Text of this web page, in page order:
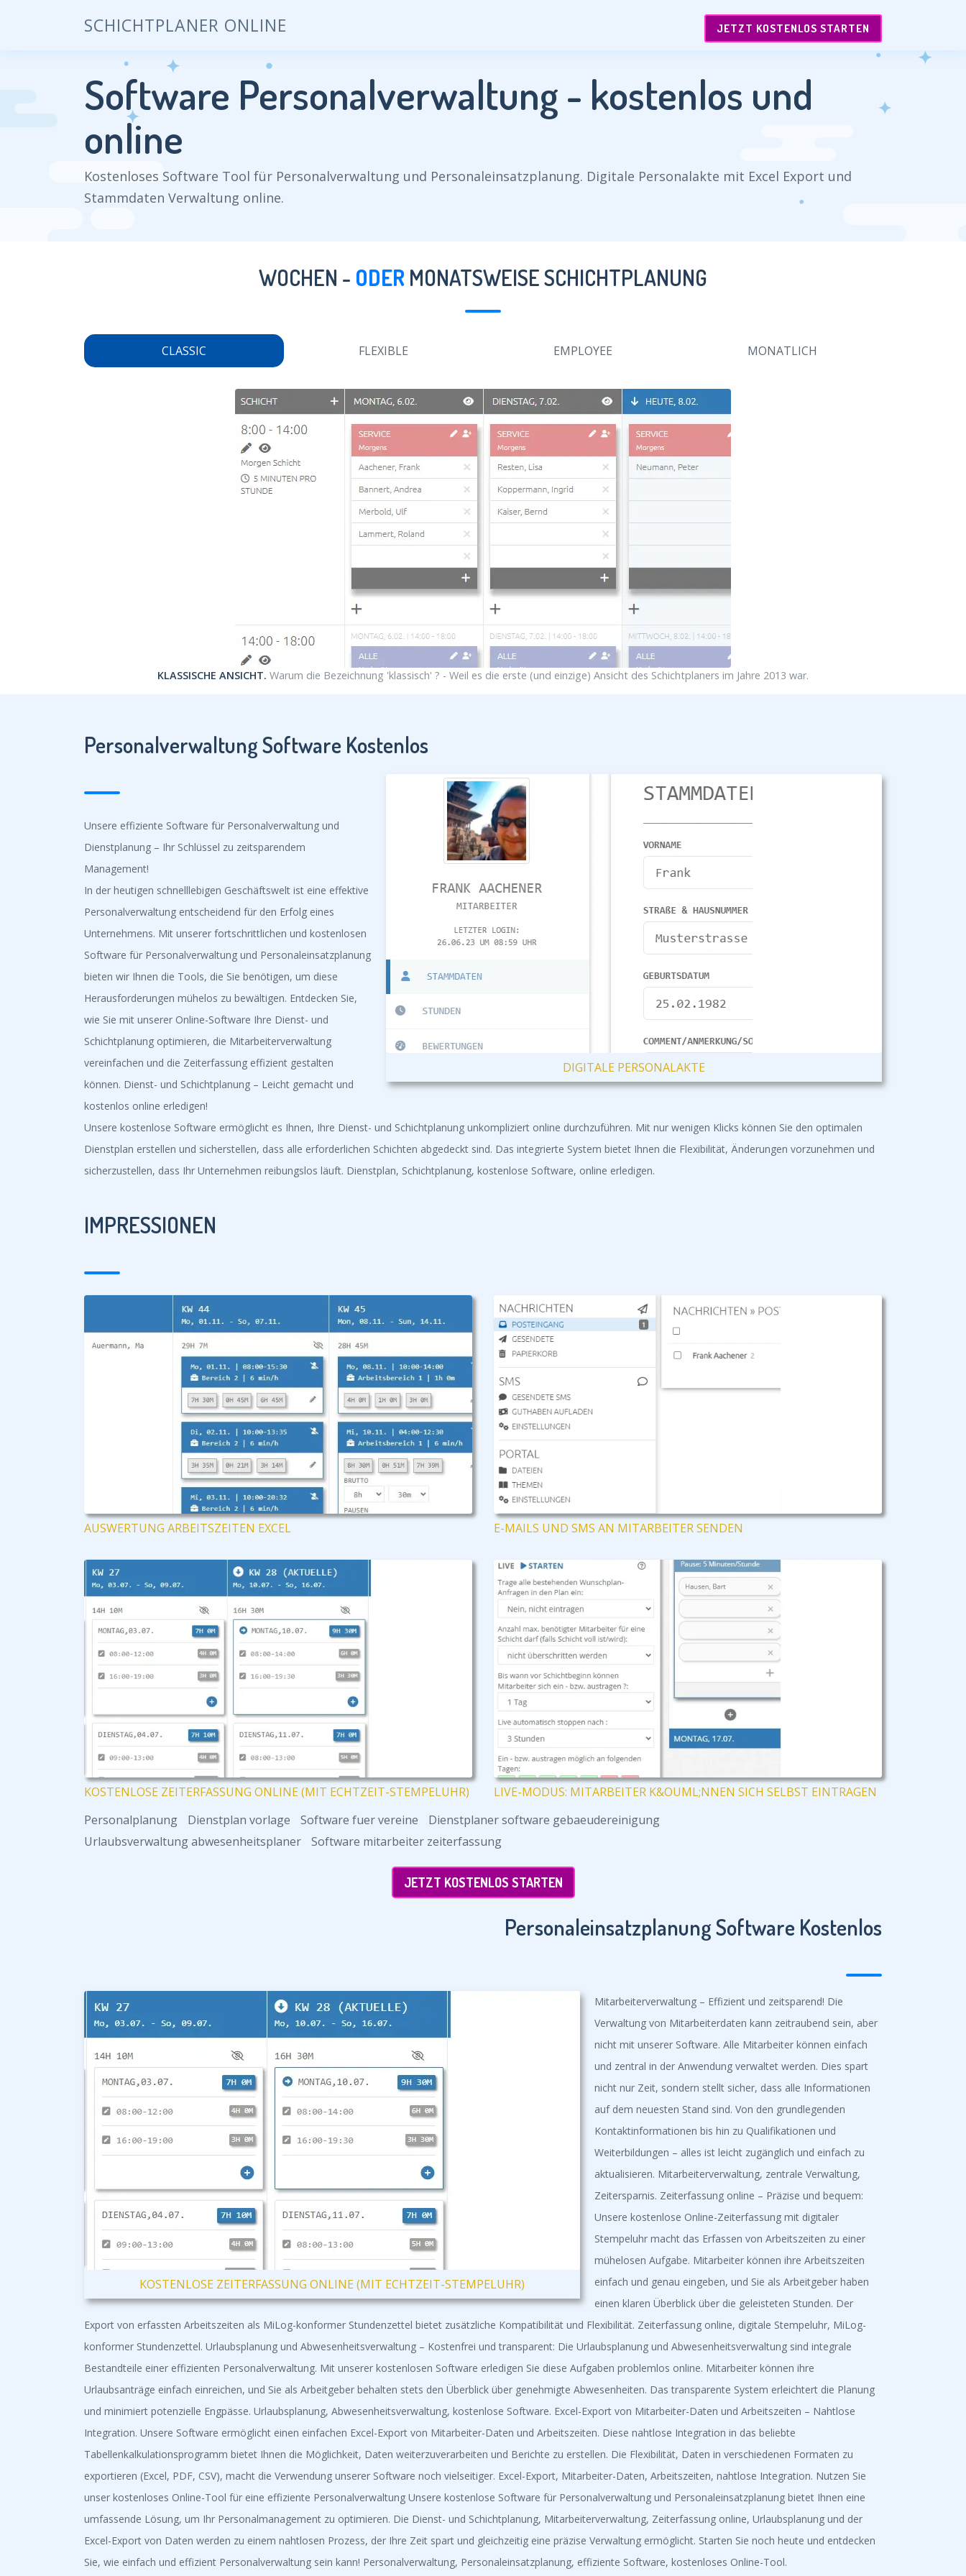
JETZT KOSTENLOS STARTEN
SCHICHTPLANER ONLINE
Software Personalverwaltung - kostenlos und
online
Kostenloses Software Tool für Personalverwaltung und Personaleinsatzplanung. Digitale Personalakte mit Excel Export und
Stammdaten Verwaltung online.
WOCHEN - ODER MONATSWEISE SCHICHTPLANUNG
CLASSIC FLEXIBLE EMPLOYEE MONATLICH
KLASSISCHE ANSICHT. Warum die Bezeichnung 'klassisch' ? - Weil es die erste (und einzige) Ansicht des Schichtplaners im Jahre 2013 war.
Personalverwaltung Software Kostenlos
DIGITALE PERSONALAKTE
Unsere effiziente Software für Personalverwaltung und
Dienstplanung – Ihr Schlüssel zu zeitsparendem
Management!
In der heutigen schnelllebigen Geschäftswelt ist eine effektive
Personalverwaltung entscheidend für den Erfolg eines
Unternehmens. Mit unserer fortschrittlichen und kostenlosen
Software für Personalverwaltung und Personaleinsatzplanung
bieten wir Ihnen die Tools, die Sie benötigen, um diese
Herausforderungen mühelos zu bewältigen. Entdecken Sie,
wie Sie mit unserer Online-Software Ihre Dienst- und
Schichtplanung optimieren, die Mitarbeiterverwaltung
vereinfachen und die Zeiterfassung effizient gestalten
können. Dienst- und Schichtplanung – Leicht gemacht und
kostenlos online erledigen!
Unsere kostenlose Software ermöglicht es Ihnen, Ihre Dienst- und Schichtplanung unkompliziert online durchzuführen. Mit nur wenigen Klicks können Sie den optimalen
Dienstplan erstellen und sicherstellen, dass alle erforderlichen Schichten abgedeckt sind. Das integrierte System bietet Ihnen die Flexibilität, Änderungen vorzunehmen und
sicherzustellen, dass Ihr Unternehmen reibungslos läuft. Dienstplan, Schichtplanung, kostenlose Software, online erledigen.
IMPRESSIONEN
AUSWERTUNG ARBEITSZEITEN EXCEL E-MAILS UND SMS AN MITARBEITER SENDEN
KOSTENLOSE ZEITERFASSUNG ONLINE (MIT ECHTZEIT-STEMPELUHR)
LIVE-MODUS: MITARBEITER K&OUML;NNEN SICH SELBST EINTRAGEN
Personalplanung
Dienstplan vorlage Software fuer vereine
Dienstplaner software gebaeudereinigung
Urlaubsverwaltung abwesenheitsplaner
Software mitarbeiter zeiterfassung
JETZT KOSTENLOS STARTEN
Personaleinsatzplanung Software Kostenlos
KOSTENLOSE ZEITERFASSUNG ONLINE (MIT ECHTZEIT-STEMPELUHR)
Mitarbeiterverwaltung – Effizient und zeitsparend! Die
Verwaltung von Mitarbeiterdaten kann zeitraubend sein, aber
nicht mit unserer Software. Alle Mitarbeiter können einfach
und zentral in der Anwendung verwaltet werden. Dies spart
nicht nur Zeit, sondern stellt sicher, dass alle Informationen
auf dem neuesten Stand sind. Von den grundlegenden
Kontaktinformationen bis hin zu Qualifikationen und
Weiterbildungen – alles ist leicht zugänglich und einfach zu
aktualisieren. Mitarbeiterverwaltung, zentrale Verwaltung,
Zeitersparnis. Zeiterfassung online – Präzise und bequem:
Unsere kostenlose Online-Zeiterfassung mit digitaler
Stempeluhr macht das Erfassen von Arbeitszeiten zu einer
mühelosen Aufgabe. Mitarbeiter können ihre Arbeitszeiten
einfach und genau eingeben, und Sie als Arbeitgeber haben
einen klaren Überblick über die geleisteten Stunden. Der
Export von erfassten Arbeitszeiten als MiLog-konformer Stundenzettel bietet zusätzliche Kompatibilität und Flexibilität. Zeiterfassung online, digitale Stempeluhr, MiLog-
konformer Stundenzettel. Urlaubsplanung und Abwesenheitsverwaltung – Kostenfrei und transparent: Die Urlaubsplanung und Abwesenheitsverwaltung sind integrale
Bestandteile einer effizienten Personalverwaltung. Mit unserer kostenlosen Software erledigen Sie diese Aufgaben problemlos online. Mitarbeiter können ihre
Urlaubsanträge einfach einreichen, und Sie als Arbeitgeber behalten stets den Überblick über genehmigte Abwesenheiten. Das transparente System erleichtert die Planung
und minimiert potenzielle Engpässe. Urlaubsplanung, Abwesenheitsverwaltung, kostenlose Software. Excel-Export von Mitarbeiter-Daten und Arbeitszeiten – Nahtlose
Integration. Unsere Software ermöglicht einen einfachen Excel-Export von Mitarbeiter-Daten und Arbeitszeiten. Diese nahtlose Integration in das beliebte
Tabellenkalkulationsprogramm bietet Ihnen die Möglichkeit, Daten weiterzuverarbeiten und Berichte zu erstellen. Die Flexibilität, Daten in verschiedenen Formaten zu
exportieren (Excel, PDF, CSV), macht die Verwendung unserer Software noch vielseitiger. Excel-Export, Mitarbeiter-Daten, Arbeitszeiten, nahtlose Integration. Nutzen Sie
unser kostenloses Online-Tool für eine effiziente Personalverwaltung Unsere kostenlose Software für Personalverwaltung und Personaleinsatzplanung bietet Ihnen eine
umfassende Lösung, um Ihr Personalmanagement zu optimieren. Die Dienst- und Schichtplanung, Mitarbeiterverwaltung, Zeiterfassung online, Urlaubsplanung und der
Excel-Export von Daten werden zu einem nahtlosen Prozess, der Ihre Zeit spart und gleichzeitig eine präzise Verwaltung ermöglicht. Starten Sie noch heute und entdecken
Sie, wie einfach und effizient Personalverwaltung sein kann! Personalverwaltung, Personaleinsatzplanung, effiziente Software, kostenloses Online-Tool.